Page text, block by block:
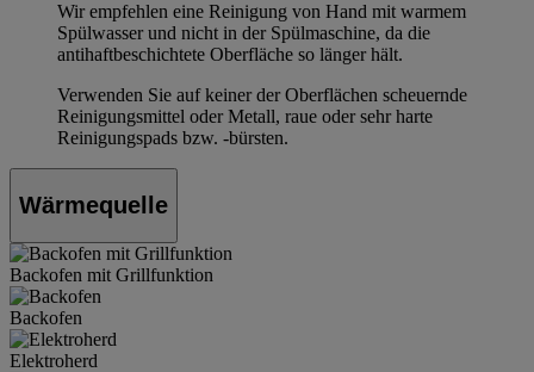
Wir empfehlen eine Reinigung von Hand mit warmem
Spülwasser und nicht in der Spülmaschine, da die
antihaftbeschichtete Oberfläche so länger hält.
Verwenden Sie auf keiner der Oberflächen scheuernde
Reinigungsmittel oder Metall, raue oder sehr harte
Reinigungspads bzw. -bürsten.
Wärmequelle
Backofen mit Grillfunktion
Backofen
Elektroherd